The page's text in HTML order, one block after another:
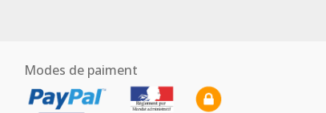
Modes de paiment